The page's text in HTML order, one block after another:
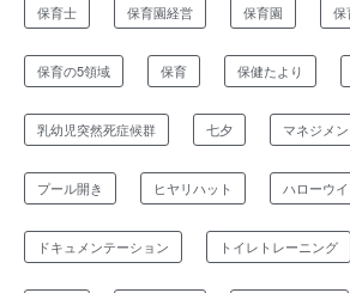
保育士 保育園経営 保育園 保
保育の5領域 保育 保健たより
乳幼児突然死症候群 七夕 マネジメン
プール開き ヒヤリハット ハローウ
ドキュメンテーション トイレトレーニング